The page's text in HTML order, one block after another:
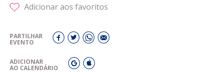
Adicionar aos favoritos
PARTILHAR
EVENTO
ADICIONAR
AO CALENDÁRIO